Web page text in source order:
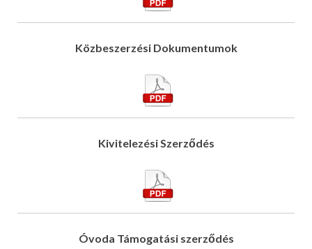
Közbeszerzési Dokumentumok
Kivitelezési Szerződés
Óvoda Támogatási szerződés